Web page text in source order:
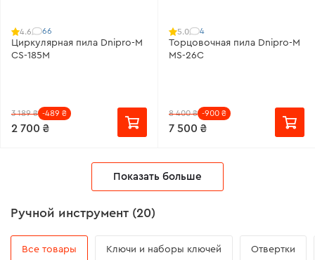
4.6 66
Циркулярная пила Dnipro-M
CS-185M
3 189 ₴ -489 ₴
2 700 ₴
5.0 4
Торцовочная пила Dnipro-M
MS-26C
8 400 ₴ -900 ₴
7 500 ₴
Показать больше
Ручной инструмент (20)
Все товары Ключи и наборы ключей Отвертки